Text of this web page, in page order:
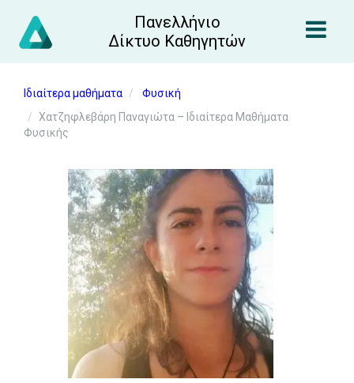
Πανελλήνιο
Δίκτυο Καθηγητών
Ιδιαίτερα μαθήματα
Φυσική
Χατζηφλεβάρη Παναγιώτα – Ιδιαίτερα Μαθήματα
Φυσικής